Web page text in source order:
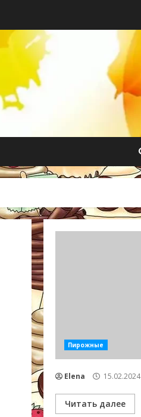
Пирожные
Elena 15.02.2024
Читать далее